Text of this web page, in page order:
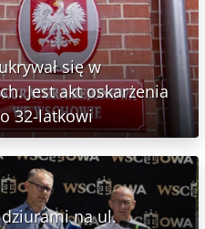
się w
Jest akt oskarżenia
32-latkowi
na ul.